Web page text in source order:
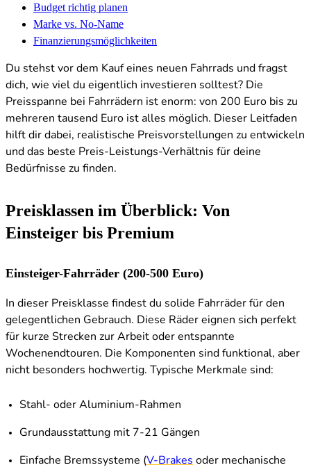
Budget richtig planen
Marke vs. No-Name
Finanzierungsmöglichkeiten
Du stehst vor dem Kauf eines neuen Fahrrads und fragst
dich, wie viel du eigentlich investieren solltest? Die
Preisspanne bei Fahrrädern ist enorm: von 200 Euro bis zu
mehreren tausend Euro ist alles möglich. Dieser Leitfaden
hilft dir dabei, realistische Preisvorstellungen zu entwickeln
und das beste Preis-Leistungs-Verhältnis für deine
Bedürfnisse zu finden.
Preisklassen im Überblick: Von
Einsteiger bis Premium
Einsteiger-Fahrräder (200-500 Euro)
In dieser Preisklasse findest du solide Fahrräder für den
gelegentlichen Gebrauch. Diese Räder eignen sich perfekt
für kurze Strecken zur Arbeit oder entspannte
Wochenendtouren. Die Komponenten sind funktional, aber
nicht besonders hochwertig. Typische Merkmale sind:
Stahl- oder Aluminium-Rahmen
Grundausstattung mit 7-21 Gängen
Einfache Bremssysteme (V-Brakes oder mechanische